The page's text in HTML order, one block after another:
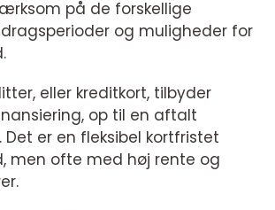
på de forskellige
og muligheder for
eller kreditkort, tilbyder
op til en aftalt
er en fleksibel kortfristet
men ofte med høj rente og